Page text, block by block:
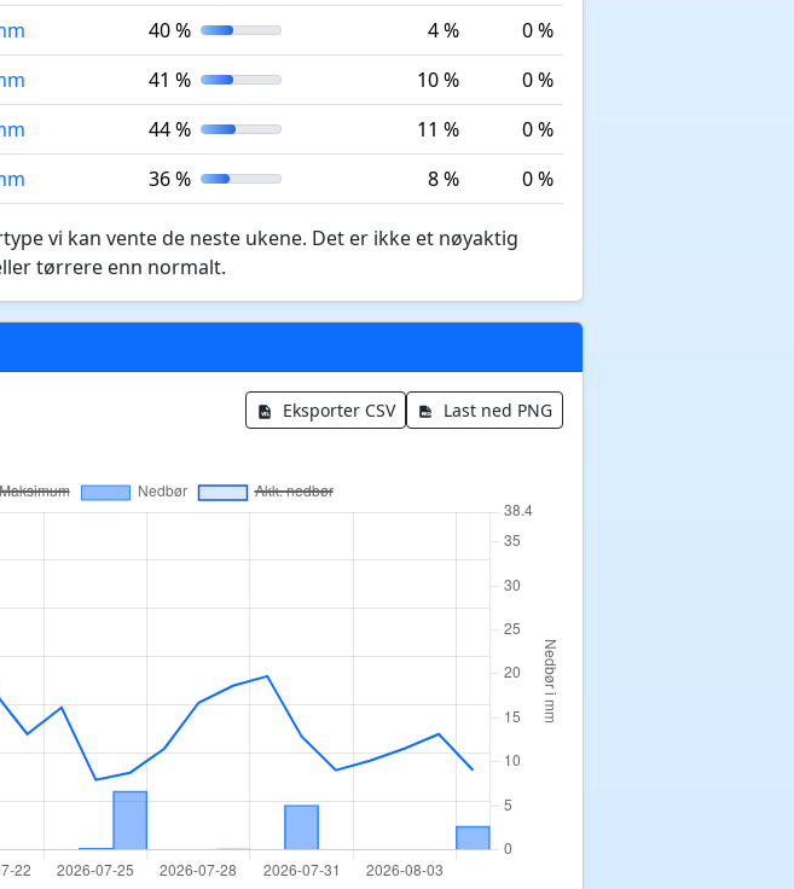
40 % 4 %
0 %
41 % 10 %
0 %
44 % 11 %
0 %
36 % 8 % 0 %
vi kan vente de neste ukene. Det er ikke et nøyaktig
tørrere enn normalt.
Eksporter CSV
Last ned PNG